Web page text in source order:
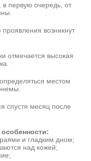
в первую очередь, от
возникнут
отмечается высокая
местом
спустя месяц после
и гладким дном;
над кожей;